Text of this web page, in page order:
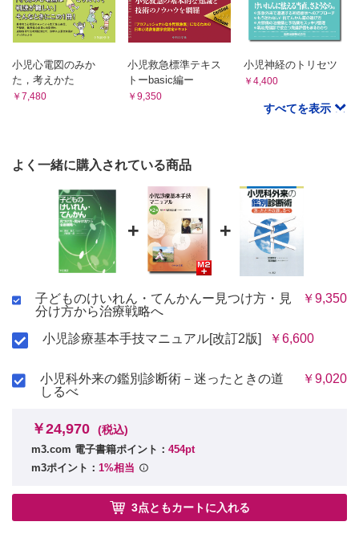
小児心電図のみか
た，考えかた
￥7,480
小児救急標準テキス
トーbasic編ー
￥9,350
小児神経のトリセツ
￥4,400
すべてを表示
よく一緒に購入されている商品
+ +
子どものけいれん・てんかんー見つけ方・見
分け方から治療戦略へ
￥9,350
小児診療基本手技マニュアル[改訂2版] ￥6,600
小児科外来の鑑別診断術－迷ったときの道
しるべ
￥9,020
￥24,970 (税込)
m3.com 電子書籍ポイント： 454pt
m3ポイント： 1%相当
3点ともカートに入れる